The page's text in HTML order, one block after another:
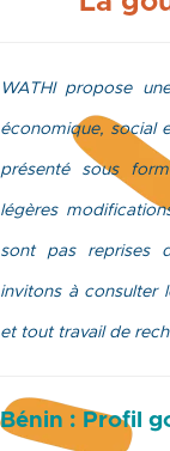
WATHI propose
économique, social
présenté sous
légères
sont pas reprises
invitons à consulter
et tout travail de
Bénin : Profil